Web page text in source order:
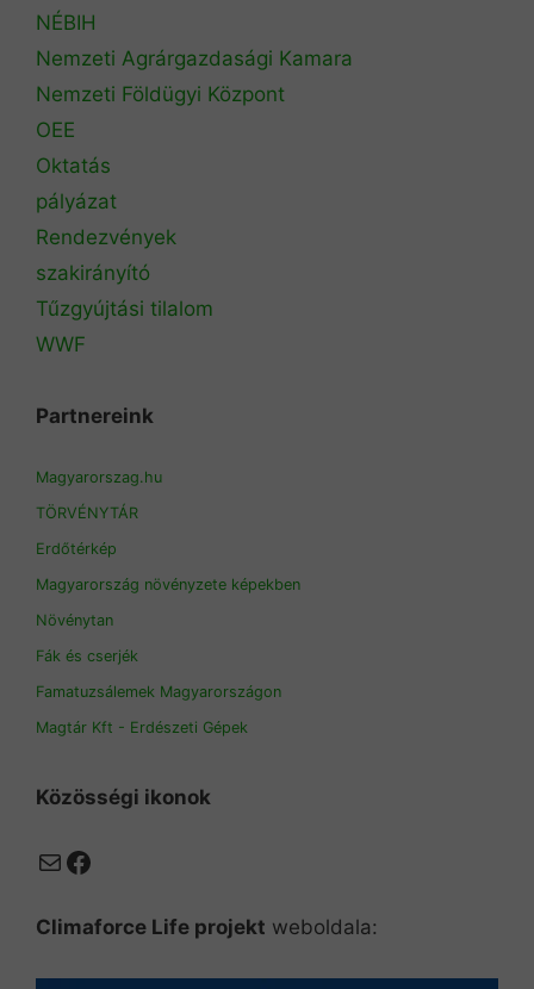
NÉBIH
Nemzeti Agrárgazdasági Kamara
Nemzeti Földügyi Központ
OEE
Oktatás
pályázat
Rendezvények
szakirányító
Tűzgyújtási tilalom
WWF
Partnereink
Magyarorszag.hu
TÖRVÉNYTÁR
Erdőtérkép
Magyarország növényzete képekben
Növénytan
Fák és cserjék
Famatuzsálemek Magyarországon
Magtár Kft - Erdészeti Gépek
Közösségi ikonok
MailFacebook
Climaforce Life projekt weboldala: